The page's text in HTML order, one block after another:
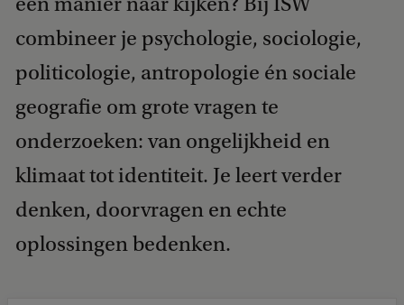
combineer je psychologie, sociologie,
politicologie, antropologie én sociale
geografie om grote vragen te
onderzoeken: van ongelijkheid en
klimaat tot identiteit. Je leert verder
denken, doorvragen en echte
oplossingen bedenken.